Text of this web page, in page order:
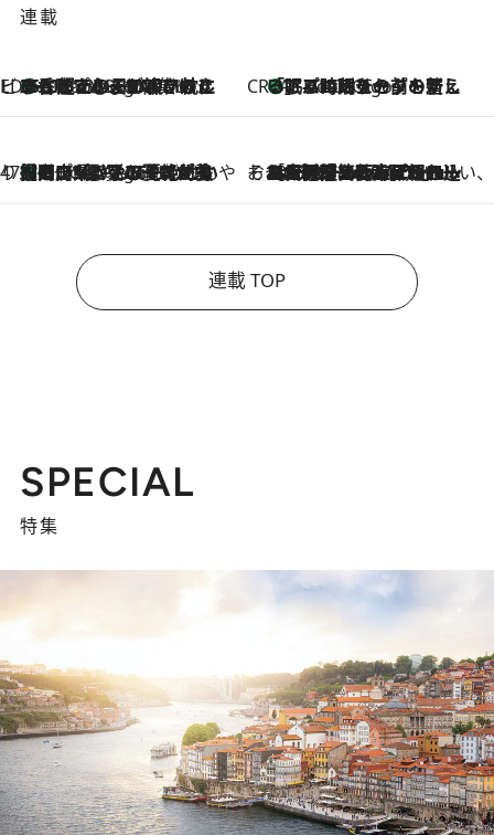
連載
ビューティいいもの集め EDITORS' BEST
6 Hours Ago
35℃超えの日の夜、枕にひと吹き！ BAUMのルームスプレーが、ひのきの香りで心まで解きほぐす CREA'S CHOICE
6 Hours Ago
「眠る時刻をセットする」——眠りの前を整える、バルミューダの新しいアプローチ
47都道府県の手みやげ ひんやりスイーツで夏を満喫
6 Hours Ago
【岡山県】この夏絶対食べたい 冷やしておいしいおやつ3選 フルーツが主役のプリンやアイスが勢揃い そおだよおこの関西おいしい、おやつ紀行
2026.8.9
［大阪府箕面市］一皿一皿目の前で仕上げられる、料理を巧みに組み込んだアシェットデセールコース「ミチル アシェット デセール（Michiru assiette dessert）」
連載 TOP
SPECIAL
特集